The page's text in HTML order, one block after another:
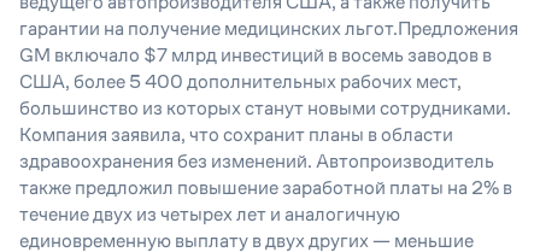
гарантии на получение медицинских льгот.Предложения
GM включало $7 млрд инвестиций в восемь заводов в
США, более 5 400 дополнительных рабочих мест,
большинство из которых станут новыми сотрудниками.
Компания заявила, что сохранит планы в области
здравоохранения без изменений. Автопроизводитель
также предложил повышение заработной платы на 2% в
течение двух из четырех лет и аналогичную
единовременную выплату в двух других — меньшие